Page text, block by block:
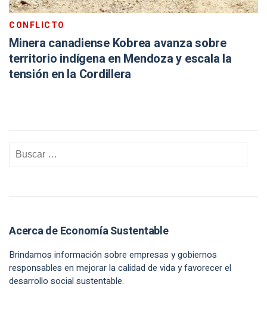
CONFLICTO
Minera canadiense Kobrea avanza sobre
territorio indígena en Mendoza y escala la
tensión en la Cordillera
Acerca de Economía Sustentable
Brindamos información sobre empresas y gobiernos
responsables en mejorar la calidad de vida y favorecer el
desarrollo social sustentable.